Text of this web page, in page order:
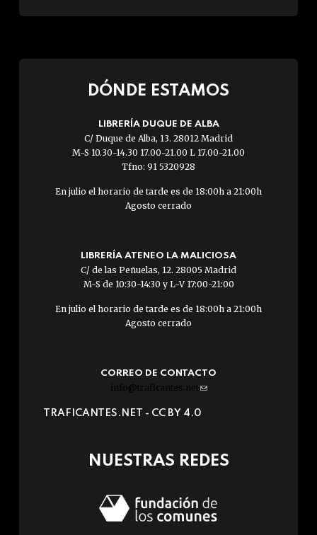
DÓNDE ESTAMOS
LIBRERÍA DUQUE DE ALBA
C/ Duque de Alba, 13. 28012 Madrid
M-S 10.30-14.30 17.00-21.00 L 17.00-21.00
Tfno: 91 5320928
En julio el horario de tarde es de 18:00h a 21:00h
Agosto cerrado
LIBRERÍA ATENEO LA MALICIOSA
C/ de las Peñuelas, 12. 28005 Madrid
M-S de 10:30-14:30 y L-V 17:00-21:00
En julio el horario de tarde es de 18:00h a 21:00h
Agosto cerrado
CORREO DE CONTACTO
info@traficantes.net (link
e-
TRAFICANTES.NET - CC BY 4.0
NUESTRAS REDES